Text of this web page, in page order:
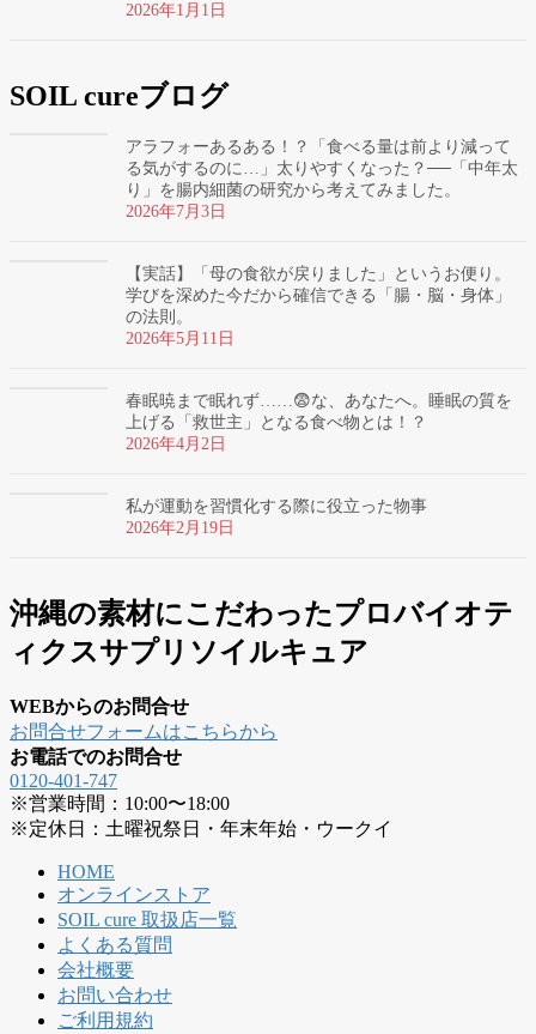
2026年1月1日
SOIL cureブログ
アラフォーあるある！？「食べる量は前より減って
る気がするのに…」太りやすくなった？──「中年太
り」を腸内細菌の研究から考えてみました。
2026年7月3日
【実話】「母の食欲が戻りました」というお便り。
学びを深めた今だから確信できる「腸・脳・身体」
の法則。
2026年5月11日
春眠暁まで眠れず……😨な、あなたへ。睡眠の質を
上げる「救世主」となる食べ物とは！？
2026年4月2日
私が運動を習慣化する際に役立った物事
2026年2月19日
沖縄の素材にこだわったプロバイオテ
ィクスサプリソイルキュア
WEBからのお問合せ
お問合せフォームはこちらから
お電話でのお問合せ
0120-401-747
※営業時間：10:00〜18:00
※定休日：土曜祝祭日・年末年始・ウークイ
HOME
オンラインストア
SOIL cure 取扱店一覧
よくある質問
会社概要
お問い合わせ
ご利用規約